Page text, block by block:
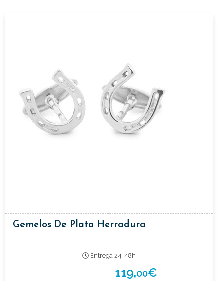
Gemelos De Plata Herradura
Entrega 24-48h
119,00€